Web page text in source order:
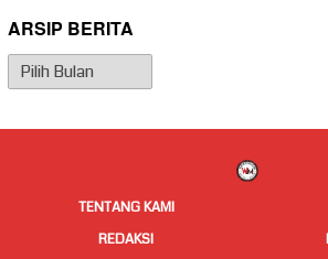
ARSIP BERITA
Arsip
Berita
TENTANG KAMI
REDAKSI